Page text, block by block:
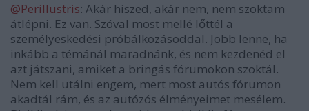
@Perillustris: Akár hiszed, akár nem, nem szoktam
átlépni. Ez van. Szóval most mellé lőttél a
személyeskedési próbálkozásoddal. Jobb lenne, ha
inkább a témánál maradnánk, és nem kezdenéd el
azt játszani, amiket a bringás fórumokon szoktál.
Nem kell utálni engem, mert most autós fórumon
akadtál rám, és az autózós élményeimet mesélem.